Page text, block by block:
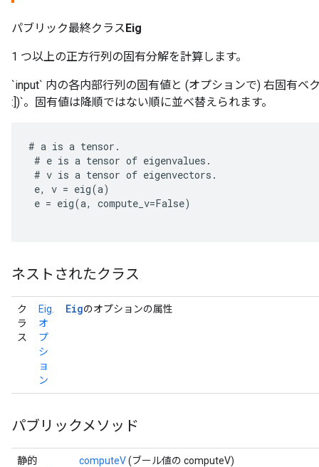
パブリック最終クラスEig
1 つ以上の正方行列の固有分解を計算します。
`input` 内の各内部行列の固有値と (オプションで) 右固有ベク
:])`。固有値は降順ではない順に並べ替えられます。
# a is a tensor .
# e is a tensor of eigenvalues .
# v is a tensor of eigenvectors .
e, v = eig(a)
e = eig(a, compute_v=False)
ネストされたクラス
ク
ラ
ス
Eig.
オ
プ
シ
ョ
ン
Eigのオプションの属性
パブリックメソッド
静的
computeV(ブール値の computeV)